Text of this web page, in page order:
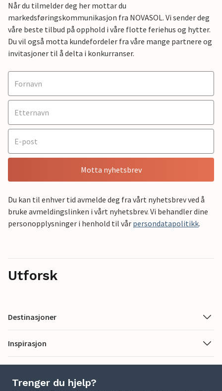
Når du tilmelder deg her mottar du
markedsføringskommunikasjon fra NOVASOL. Vi sender deg
våre beste tilbud på opphold i våre flotte feriehus og hytter.
Du vil også motta kundefordeler fra våre mange partnere og
invitasjoner til å delta i konkurranser.
Motta nyhetsbrev
Du kan til enhver tid avmelde deg fra vårt nyhetsbrev ved å
bruke avmeldingslinken i vårt nyhetsbrev. Vi behandler dine
personopplysninger i henhold til vår persondatapolitikk.
Utforsk
Destinasjoner
Inspirasjon
Trenger du hjelp?